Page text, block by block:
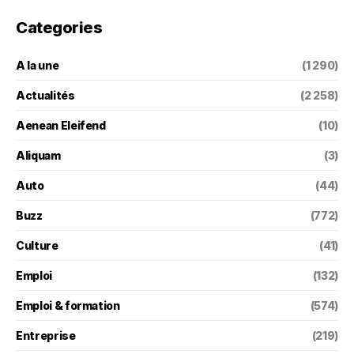
Categories
A la une (1 290)
Actualités (2 258)
Aenean Eleifend (10)
Aliquam (3)
Auto (44)
Buzz (772)
Culture (41)
Emploi (132)
Emploi & formation (574)
Entreprise (219)